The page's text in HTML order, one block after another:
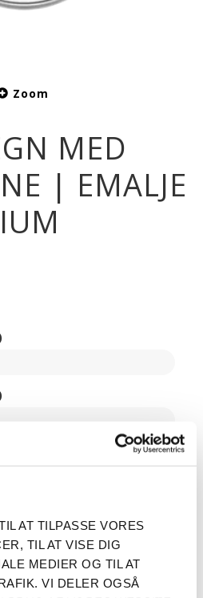
AT TILPASSE VORES
TIL AT VISE DIG
MEDIER OG TIL AT
VI DELER OGSÅ
Zoom
MED
| EMALJE